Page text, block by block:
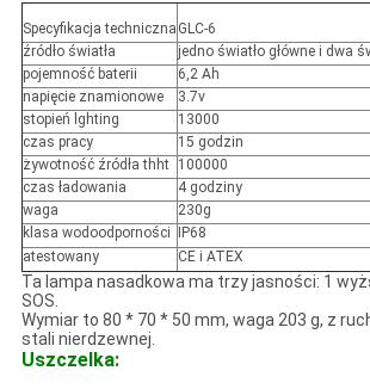
Specyfikacja techniczna GLC-6
źródło światła
jedno światło główne i dwa
pojemność baterii
6,2 Ah
napięcie znamionowe
3.7v
stopień lghting
13000
czas pracy
15 godzin
żywotność źródła thht 100000
czas ładowania
4 godziny
waga
230g
klasa wodoodporności
IP68
atestowany
CE i ATEX
Ta lampa nasadkowa ma trzy jasności: 1
SOS.
Wymiar to 80 * 70 * 50 mm, waga 203 g, z
stali nierdzewnej.
Uszczelka: